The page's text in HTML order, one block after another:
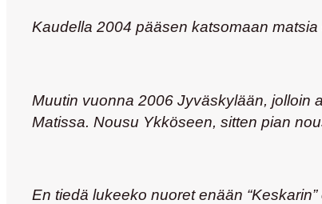
Kaudella 2004 pääsen katsomaan
Muutin vuonna 2006 Jyväskylään, jolloin
Matissa. Nousu Ykköseen, sitten pian
En tiedä lukeeko nuoret enään